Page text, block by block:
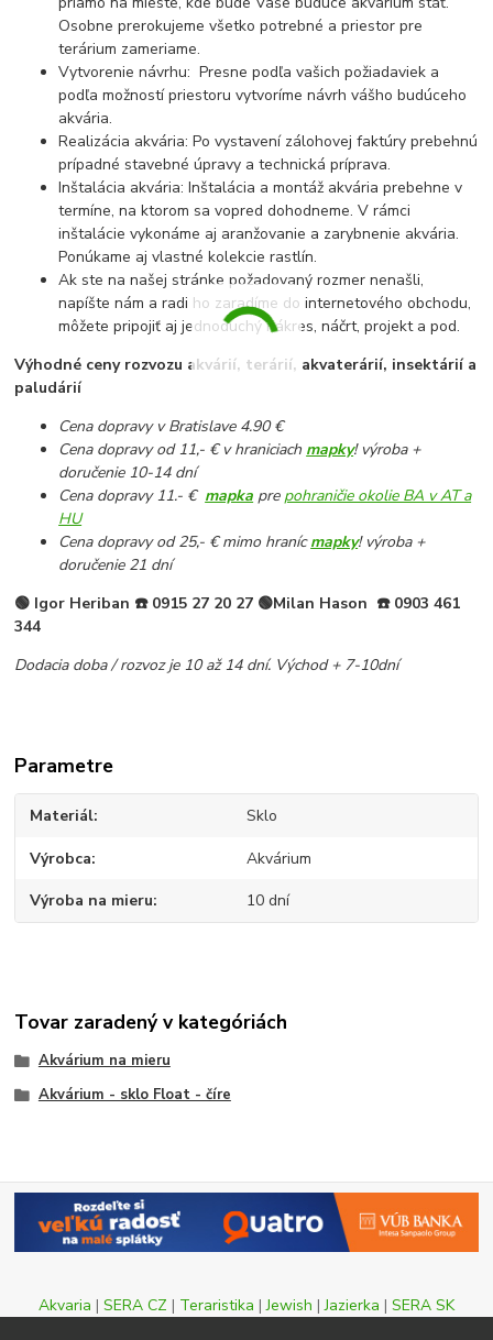
Osobne prerokujeme všetko potrebné a priestor pre
terárium zameriame.
Vytvorenie návrhu: Presne podľa vašich požiadaviek a
podľa možností priestoru vytvoríme návrh vášho budúceho
akvária.
Realizácia akvária: Po vystavení zálohovej faktúry prebehnú
prípadné stavebné úpravy a technická príprava.
Inštalácia akvária: Inštalácia a montáž akvária prebehne v
termíne, na ktorom sa vopred dohodneme. V rámci
inštalácie vykonáme aj aranžovanie a zarybnenie akvária.
Ponúkame aj vlastné kolekcie rastlín.
Ak ste na našej stránke požadovaný rozmer nenašli,
napíšte nám a radi ho zaradíme do internetového obchodu,
môžete pripojiť aj jednoduchý nákres, náčrt, projekt a pod.
Výhodné ceny rozvozu akvárií, terárií, akvaterárií, insektárií a
paludárií
Cena dopravy v Bratislave 4.90 €
Cena dopravy od 11,- € v hraniciach mapky! výroba +
doručenie 10-14 dní
Cena dopravy 11.- € mapka pre pohraničie okolie BA v AT a
HU
Cena dopravy od 25,- € mimo hranícmapky! výroba +
doručenie 21 dní
🟢 Igor Heriban ☎️ 0915 27 20 27 🟢Milan Hason ☎️ 0903 461
344
Dodacia doba / rozvoz je 10 až 14 dní. Východ + 7-10dní
Parametre
Materiál Sklo
Výrobca Akvárium
Výroba na mieru 10 dní
Tovar zaradený v kategóriách
Akvárium na mieru
Akvárium - sklo Float - číre
Akvaria | SERA CZ | Teraristika |Jewish |Jazierka | SERA SK